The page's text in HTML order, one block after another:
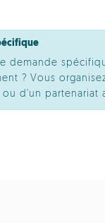
demande
? Vous
d'un partenariat